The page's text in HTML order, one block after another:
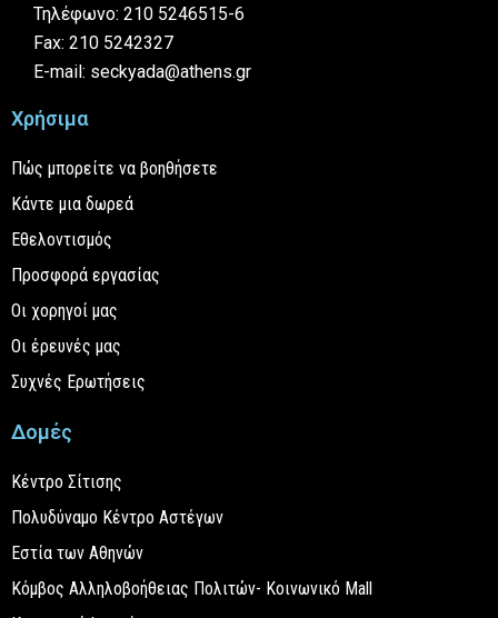
Τηλέφωνο: 210 5246515-6
Fax: 210 5242327
E-mail: seckyada@athens.gr
Χρήσιμα
Πώς μπορείτε να βοηθήσετε
Κάντε μια δωρεά
Εθελοντισμός
Προσφορά εργασίας
Οι χορηγοί μας
Οι έρευνές μας
Συχνές Ερωτήσεις
Δομές
Κέντρο Σίτισης
Πολυδύναμο Κέντρο Αστέγων
Εστία των Αθηνών
Κόμβος Αλληλοβοήθειας Πολιτών- Κοινωνικό Mall